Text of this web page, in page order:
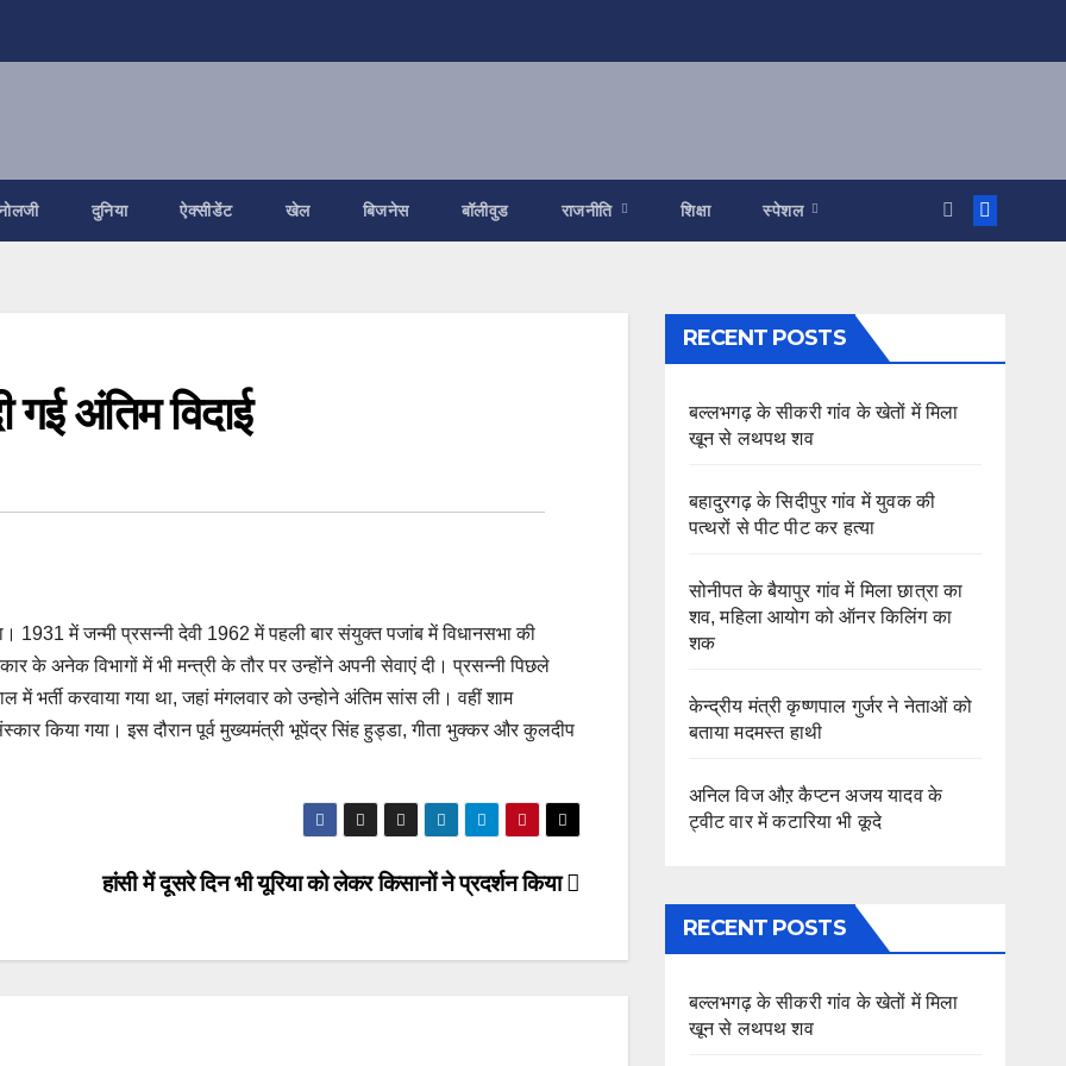
दुनिया ऐक्सीडेंट खेल बिजनेस बॉलीवुड राजनीति शिक्षा स्पेशल
गई अंतिम विदाई
1931 में जन्मी प्रसन्नी देवी 1962 में पहली बार संयुक्त पजांब में विधानसभा की
के अनेक विभागों में भी मन्त्री के तौर पर उन्होंने अपनी सेवाएं दी। प्रसन्नी पिछले
भर्ती करवाया गया था, जहां मंगलवार को उन्होने अंतिम सांस ली। वहीं शाम
किया गया। इस दौरान पूर्व मुख्यमंत्री भूपेंद्र सिंह हुड्डा, गीता भुक्कर और कुलदीप
हांसी में दूसरे दिन भी यूरिया को लेकर किसानों ने प्रदर्शन किया
RECENT POSTS
बल्लभगढ़ के सीकरी गांव के खेतों में मिला
खून से लथपथ शव
बहादुरगढ़ के सिदीपुर गांव में युवक की
पत्थरों से पीट पीट कर हत्या
सोनीपत के बैयापुर गांव में मिला छात्रा का
शव, महिला आयोग को ऑनर किलिंग का
शक
केन्द्रीय मंत्री कृष्णपाल गुर्जर ने नेताओं को
बताया मदमस्त हाथी
अनिल विज औऱ कैप्टन अजय यादव के
ट्वीट वार में कटारिया भी कूदे
RECENT POSTS
बल्लभगढ़ के सीकरी गांव के खेतों में मिला
खून से लथपथ शव